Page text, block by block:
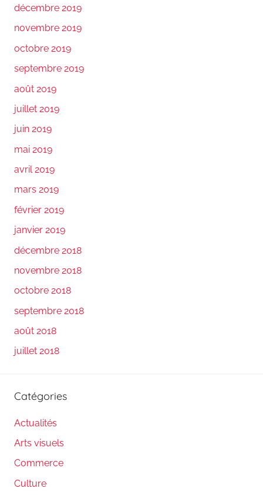
décembre 2019
novembre 2019
octobre 2019
septembre 2019
août 2019
juillet 2019
juin 2019
mai 2019
avril 2019
mars 2019
février 2019
janvier 2019
décembre 2018
novembre 2018
octobre 2018
septembre 2018
août 2018
juillet 2018
Catégories
Actualités
Arts visuels
Commerce
Culture